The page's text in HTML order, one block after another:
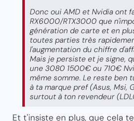
Donc oui AMD et Nvidia ont
RX6000/RTX3000 que
génération de carte et en
toutes parties très
l'augmentation du chiffre
Mais je persiste et je signe,
une 3080 1500€ ou 710€
même somme. Le reste ben
à ta marque pref (Asus, Msi,
surtout à ton revendeur
Et t'insiste en plus, que cela